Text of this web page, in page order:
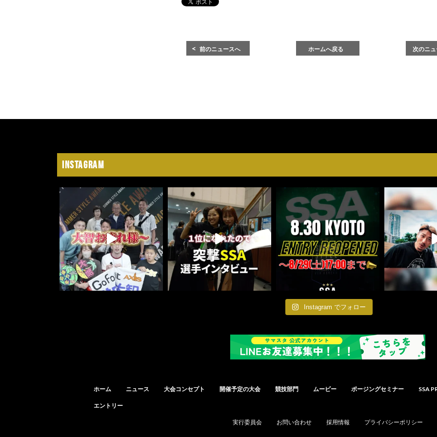
前のニュースへ ホームへ戻る 次のニ
Instagram
Instagram でフォロー
ホーム ニュース 大会コンセプト 開催予定の大会 競技部門 ムービー ポージングセミナー SSA
エントリー
実行委員会 お問い合わせ 採用情報 プライバシーポリシー